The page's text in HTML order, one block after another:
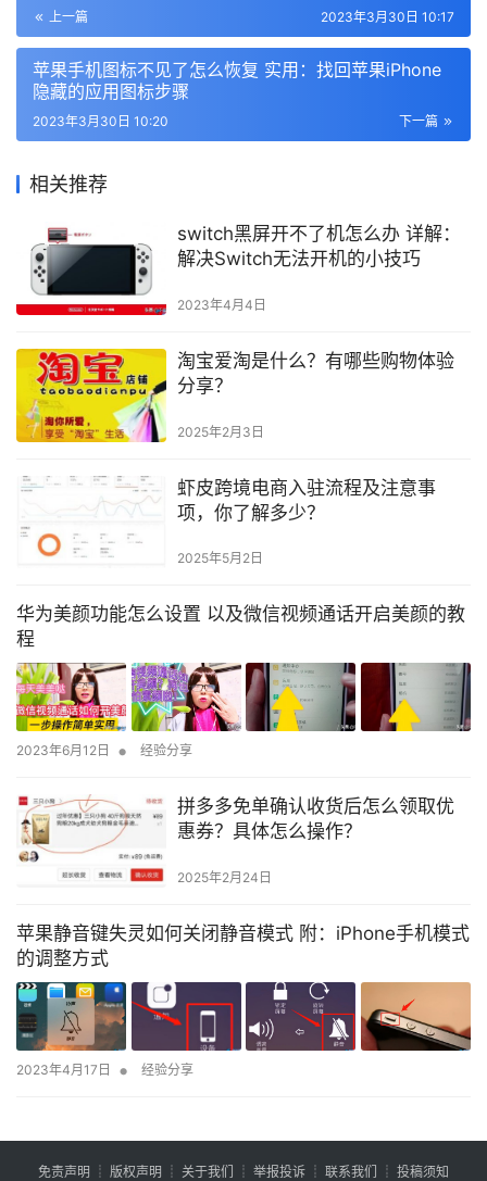
上一篇 2023年3月30日 10:17
苹果手机图标不见了怎么恢复 实用：找回苹果iPhone
隐藏的应用图标步骤
下一篇
2023年3月30日 10:20
相关推荐
switch黑屏开不了机怎么办 详解：
解决Switch无法开机的小技巧
2023年4月4日
淘宝爱淘是什么？有哪些购物体验
分享？
2025年2月3日
虾皮跨境电商入驻流程及注意事
项，你了解多少？
2025年5月2日
华为美颜功能怎么设置 以及微信视频通话开启美颜的教
程
2023年6月12日 • 经验分享
拼多多免单确认收货后怎么领取优
惠券？具体怎么操作？
2025年2月24日
苹果静音键失灵如何关闭静音模式 附：iPhone手机模式
的调整方式
2023年4月17日 • 经验分享
免责声明 ┊ 版权声明 ┊ 关于我们 ┊ 举报投诉 ┊ 联系我们 ┊ 投稿须知